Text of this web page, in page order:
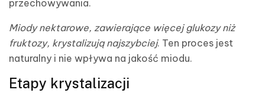
przechowywania.
Miody nektarowe, zawierające więcej glukozy niż
fruktozy, krystalizują najszybciej. Ten proces jest
naturalny i nie wpływa na jakość miodu.
Etapy krystalizacji